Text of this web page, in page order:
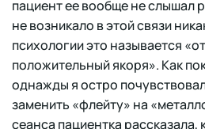
пациент ее вообще не слышал
не возникало в этой связи
психологии это называется
положительный якоря». Как
однажды я остро
заменить «флейту» на
сеанса пациентка рассказала,